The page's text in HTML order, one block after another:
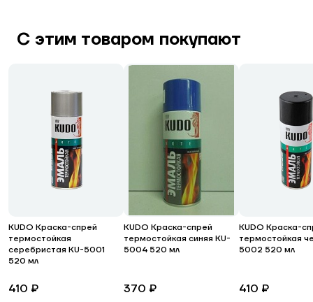
С этим товаром покупают
KUDO Краска-спрей
термостойкая
серебристая KU-5001
520 мл
410 ₽
KUDO Краска-спрей
термостойкая синяя KU-
5004 520 мл
370 ₽
KUDO Краска-
термостойкая
5002 520 мл
410 ₽